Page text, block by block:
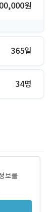
원
365일
34명
보를